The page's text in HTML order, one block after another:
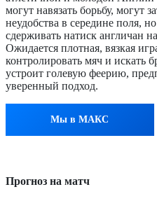
могут навязать борьбу, могут
неудобства в середине поля,
сдерживать натиск англичан
Ожидается плотная, вязкая
контролировать мяч и искать
устроит голевую феерию,
уверенный подход.
Мы в МАКС
Прогноз на матч